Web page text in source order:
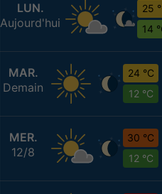
LUN.
Aujourd'hui
25
14
MAR.
Demain
24 °C
12 °C
MER.
12/8
30 °C
12 °C